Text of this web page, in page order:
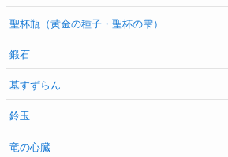
聖杯瓶（黄金の種子・聖杯の雫）
鍛石
墓すずらん
鈴玉
竜の心臓